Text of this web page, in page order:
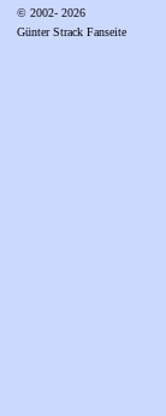
© 2002- 2026
Günter Strack Fanseite